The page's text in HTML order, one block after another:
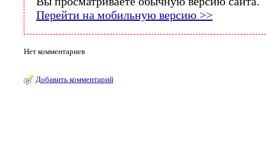
Перейти на мобильную версию >>
Нет комментариев
Добавить комментарий